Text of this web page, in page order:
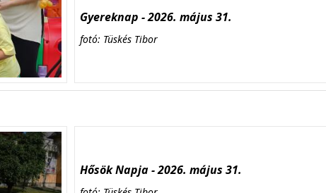
Gyereknap - 2026. május 31.
fotó: Tüskés Tibor
Hősök Napja - 2026. május 31.